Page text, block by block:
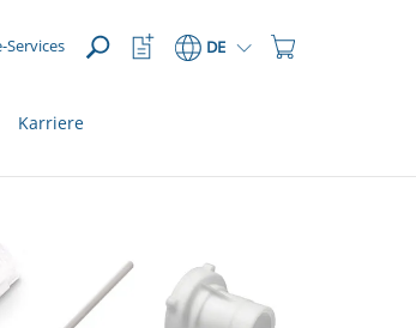
Services
Einkaufswagen
DE
Watchlist
Button
Karriere